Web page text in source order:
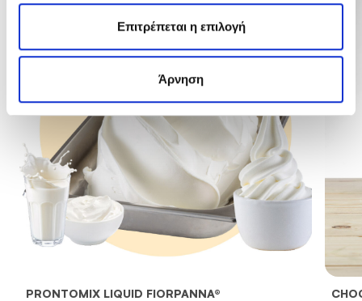
Επιτρέπεται η επιλογή
Άρνηση
PRONTOMIX LIQUID FIORPANNA®